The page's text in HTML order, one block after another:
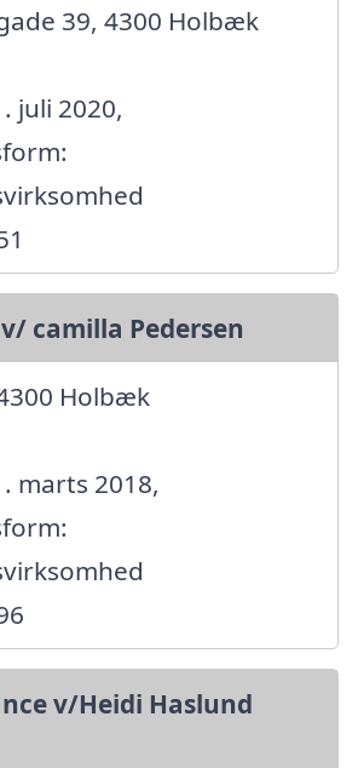
39, 4300 Holbæk
juli 2020,
camilla Pedersen
Holbæk
marts 2018,
v/Heidi Haslund